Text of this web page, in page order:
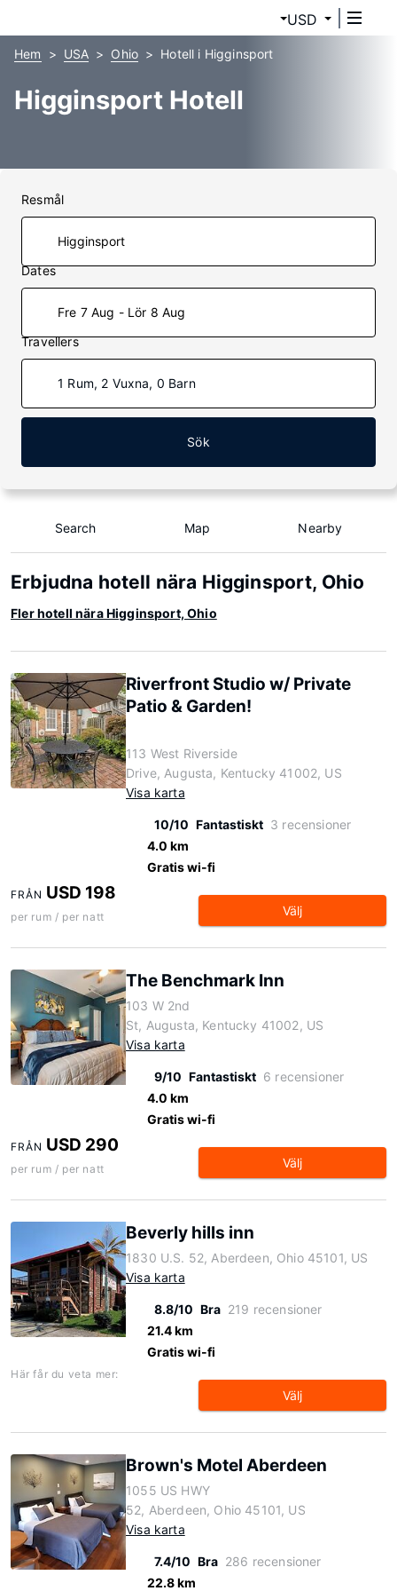
USD
Hem USA Ohio Hotell i Higginsport
Higginsport Hotell
Resmål
Dates
Fre 7 Aug - Lör 8 Aug
Travellers
1 Rum, 2 Vuxna, 0 Barn
Sök
Search Map Nearby
Erbjudna hotell nära Higginsport, Ohio
Fler hotell nära Higginsport, Ohio
Riverfront Studio w/ Private
Patio & Garden!
113 West Riverside
Drive, Augusta, Kentucky 41002, US
Visa karta
10/10 Fantastiskt 3 recensioner
4.0 km
Gratis wi-fi
FRÅN USD 198
per rum / per natt Välj
The Benchmark Inn
103 W 2nd
St, Augusta, Kentucky 41002, US
Visa karta
9/10 Fantastiskt 6 recensioner
4.0 km
Gratis wi-fi
FRÅN USD 290
per rum / per natt Välj
Beverly hills inn
1830 U.S. 52, Aberdeen, Ohio 45101, US
Visa karta
8.8/10 Bra 219 recensioner
21.4 km
Gratis wi-fi
Här får du veta mer:
Välj
Brown's Motel Aberdeen
1055 US HWY
52, Aberdeen, Ohio 45101, US
Visa karta
7.4/10 Bra 286 recensioner
22.8 km